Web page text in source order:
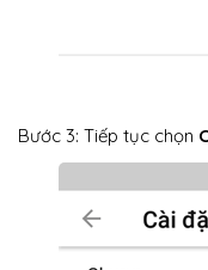
Bước 3: Tiếp tục chọn